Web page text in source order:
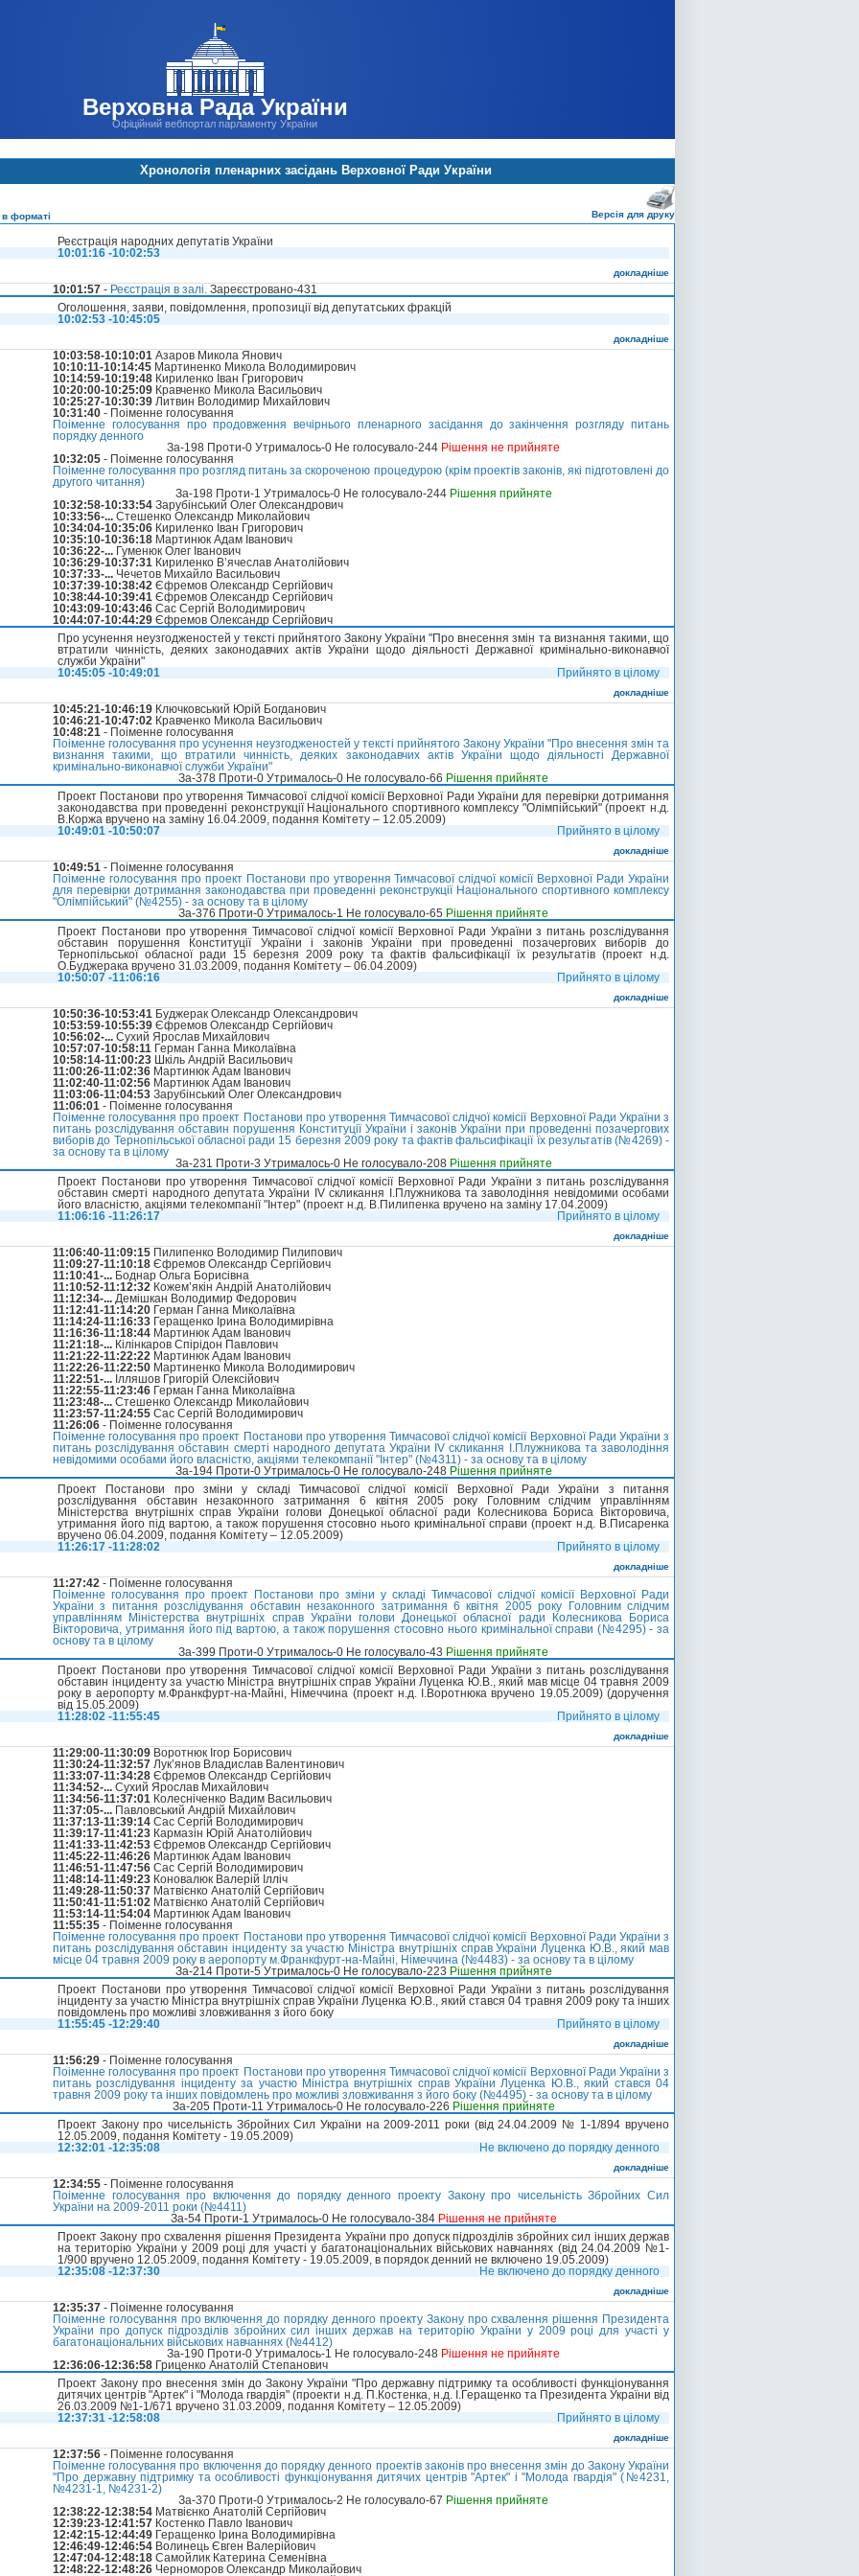
Верховна Рада України
Офіційний вебпортал парламенту України
Хронологія пленарних засідань Верховної Ради України
в форматі
Версія для друку
Реєстрація народних депутатів України
10:01:16 -10:02:53
докладніше
10:01:57 - Реєстрація в залі. Зареєстровано-431
Оголошення, заяви, повідомлення, пропозиції від депутатських фракцій
10:02:53 -10:45:05
докладніше
10:03:58-10:10:01 Азаров Микола Янович
10:10:11-10:14:45 Мартиненко Микола Володимирович
10:14:59-10:19:48 Кириленко Іван Григорович
10:20:00-10:25:09 Кравченко Микола Васильович
10:25:27-10:30:39 Литвин Володимир Михайлович
10:31:40 - Поіменне голосування
Поіменне голосування про продовження вечірнього пленарного засідання до закінчення розгляду питань
порядку денного
За-198 Проти-0 Утрималось-0 Не голосувало-244 Рішення не прийняте
10:32:05 - Поіменне голосування
Поіменне голосування про розгляд питань за скороченою процедурою (крім проектів законів, які підготовлені до
другого читання)
За-198 Проти-1 Утрималось-0 Не голосувало-244 Рішення прийняте
10:32:58-10:33:54 Зарубінський Олег Олександрович
10:33:56-... Стешенко Олександр Миколайович
10:34:04-10:35:06 Кириленко Іван Григорович
10:35:10-10:36:18 Мартинюк Адам Іванович
10:36:22-... Гуменюк Олег Іванович
10:36:29-10:37:31 Кириленко В’ячеслав Анатолійович
10:37:33-... Чечетов Михайло Васильович
10:37:39-10:38:42 Єфремов Олександр Сергійович
10:38:44-10:39:41 Єфремов Олександр Сергійович
10:43:09-10:43:46 Сас Сергій Володимирович
10:44:07-10:44:29 Єфремов Олександр Сергійович
Про усунення неузгодженостей у тексті прийнятого Закону України "Про внесення змін та визнання такими, що
втратили чинність, деяких законодавчих актів України щодо діяльності Державної кримінально-виконавчої
служби України"
10:45:05 -10:49:01
Прийнято в цілому
докладніше
10:45:21-10:46:19 Ключковський Юрій Богданович
10:46:21-10:47:02 Кравченко Микола Васильович
10:48:21 - Поіменне голосування
Поіменне голосування про усунення неузгодженостей у тексті прийнятого Закону України "Про внесення змін та
визнання такими, що втратили чинність, деяких законодавчих актів України щодо діяльності Державної
кримінально-виконавчої служби України"
За-378 Проти-0 Утрималось-0 Не голосувало-66 Рішення прийняте
Проект Постанови про утворення Тимчасової слідчої комісії Верховної Ради України для перевірки дотримання
законодавства при проведенні реконструкції Національного спортивного комплексу "Олімпійський" (проект н.д.
В.Коржа вручено на заміну 16.04.2009, подання Комітету – 12.05.2009)
10:49:01 -10:50:07
Прийнято в цілому
докладніше
10:49:51 - Поіменне голосування
Поіменне голосування про проект Постанови про утворення Тимчасової слідчої комісії Верховної Ради України
для перевірки дотримання законодавства при проведенні реконструкції Національного спортивного комплексу
"Олімпійський" (№4255) - за основу та в цілому
За-376 Проти-0 Утрималось-1 Не голосувало-65 Рішення прийняте
Проект Постанови про утворення Тимчасової слідчої комісії Верховної Ради України з питань розслідування
обставин порушення Конституції України і законів України при проведенні позачергових виборів до
Тернопільської обласної ради 15 березня 2009 року та фактів фальсифікації їх результатів (проект н.д.
О.Буджерака вручено 31.03.2009, подання Комітету – 06.04.2009)
10:50:07 -11:06:16
Прийнято в цілому
докладніше
10:50:36-10:53:41 Буджерак Олександр Олександрович
10:53:59-10:55:39 Єфремов Олександр Сергійович
10:56:02-... Сухий Ярослав Михайлович
10:57:07-10:58:11 Герман Ганна Миколаївна
10:58:14-11:00:23 Шкіль Андрій Васильович
11:00:26-11:02:36 Мартинюк Адам Іванович
11:02:40-11:02:56 Мартинюк Адам Іванович
11:03:06-11:04:53 Зарубінський Олег Олександрович
11:06:01 - Поіменне голосування
Поіменне голосування про проект Постанови про утворення Тимчасової слідчої комісії Верховної Ради України з
питань розслідування обставин порушення Конституції України і законів України при проведенні позачергових
виборів до Тернопільської обласної ради 15 березня 2009 року та фактів фальсифікації їх результатів (№4269) -
за основу та в цілому
За-231 Проти-3 Утрималось-0 Не голосувало-208 Рішення прийняте
Проект Постанови про утворення Тимчасової слідчої комісії Верховної Ради України з питань розслідування
обставин смерті народного депутата України IV скликання І.Плужникова та заволодіння невідомими особами
його власністю, акціями телекомпанії "Інтер" (проект н.д. В.Пилипенка вручено на заміну 17.04.2009)
11:06:16 -11:26:17
Прийнято в цілому
докладніше
11:06:40-11:09:15 Пилипенко Володимир Пилипович
11:09:27-11:10:18 Єфремов Олександр Сергійович
11:10:41-... Боднар Ольга Борисівна
11:10:52-11:12:32 Кожем’якін Андрій Анатолійович
11:12:34-... Демішкан Володимир Федорович
11:12:41-11:14:20 Герман Ганна Миколаївна
11:14:24-11:16:33 Геращенко Ірина Володимирівна
11:16:36-11:18:44 Мартинюк Адам Іванович
11:21:18-... Кілінкаров Спірідон Павлович
11:21:22-11:22:22 Мартинюк Адам Іванович
11:22:26-11:22:50 Мартиненко Микола Володимирович
11:22:51-... Ілляшов Григорій Олексійович
11:22:55-11:23:46 Герман Ганна Миколаївна
11:23:48-... Стешенко Олександр Миколайович
11:23:57-11:24:55 Сас Сергій Володимирович
11:26:06 - Поіменне голосування
Поіменне голосування про проект Постанови про утворення Тимчасової слідчої комісії Верховної Ради України з
питань розслідування обставин смерті народного депутата України IV скликання І.Плужникова та заволодіння
невідомими особами його власністю, акціями телекомпанії "Інтер" (№4311) - за основу та в цілому
За-194 Проти-0 Утрималось-0 Не голосувало-248 Рішення прийняте
Проект Постанови про зміни у складі Тимчасової слідчої комісії Верховної Ради України з питання
розслідування обставин незаконного затримання 6 квітня 2005 року Головним слідчим управлінням
Міністерства внутрішніх справ України голови Донецької обласної ради Колесникова Бориса Вікторовича,
утримання його під вартою, а також порушення стосовно нього кримінальної справи (проект н.д. В.Писаренка
вручено 06.04.2009, подання Комітету – 12.05.2009)
11:26:17 -11:28:02
Прийнято в цілому
докладніше
11:27:42 - Поіменне голосування
Поіменне голосування про проект Постанови про зміни у складі Тимчасової слідчої комісії Верховної Ради
України з питання розслідування обставин незаконного затримання 6 квітня 2005 року Головним слідчим
управлінням Міністерства внутрішніх справ України голови Донецької обласної ради Колесникова Бориса
Вікторовича, утримання його під вартою, а також порушення стосовно нього кримінальної справи (№4295) - за
основу та в цілому
За-399 Проти-0 Утрималось-0 Не голосувало-43 Рішення прийняте
Проект Постанови про утворення Тимчасової слідчої комісії Верховної Ради України з питань розслідування
обставин інциденту за участю Міністра внутрішніх справ України Луценка Ю.В., який мав місце 04 травня 2009
року в аеропорту м.Франкфурт-на-Майні, Німеччина (проект н.д. І.Воротнюка вручено 19.05.2009) (доручення
від 15.05.2009)
11:28:02 -11:55:45
Прийнято в цілому
докладніше
11:29:00-11:30:09 Воротнюк Ігор Борисович
11:30:24-11:32:57 Лук’янов Владислав Валентинович
11:33:07-11:34:28 Єфремов Олександр Сергійович
11:34:52-... Сухий Ярослав Михайлович
11:34:56-11:37:01 Колесніченко Вадим Васильович
11:37:05-... Павловський Андрій Михайлович
11:37:13-11:39:14 Сас Сергій Володимирович
11:39:17-11:41:23 Кармазін Юрій Анатолійович
11:41:33-11:42:53 Єфремов Олександр Сергійович
11:45:22-11:46:26 Мартинюк Адам Іванович
11:46:51-11:47:56 Сас Сергій Володимирович
11:48:14-11:49:23 Коновалюк Валерій Ілліч
11:49:28-11:50:37 Матвієнко Анатолій Сергійович
11:50:41-11:51:02 Матвієнко Анатолій Сергійович
11:53:14-11:54:04 Мартинюк Адам Іванович
11:55:35 - Поіменне голосування
Поіменне голосування про проект Постанови про утворення Тимчасової слідчої комісії Верховної Ради України з
питань розслідування обставин інциденту за участю Міністра внутрішніх справ України Луценка Ю.В., який мав
місце 04 травня 2009 року в аеропорту м.Франкфурт-на-Майні, Німеччина (№4483) - за основу та в цілому
За-214 Проти-5 Утрималось-0 Не голосувало-223 Рішення прийняте
Проект Постанови про утворення Тимчасової слідчої комісії Верховної Ради України з питань розслідування
інциденту за участю Міністра внутрішніх справ України Луценка Ю.В., який стався 04 травня 2009 року та інших
повідомлень про можливі зловживання з його боку
11:55:45 -12:29:40
Прийнято в цілому
докладніше
11:56:29 - Поіменне голосування
Поіменне голосування про проект Постанови про утворення Тимчасової слідчої комісії Верховної Ради України з
питань розслідування інциденту за участю Міністра внутрішніх справ України Луценка Ю.В., який стався 04
травня 2009 року та інших повідомлень про можливі зловживання з його боку (№4495) - за основу та в цілому
За-205 Проти-11 Утрималось-0 Не голосувало-226 Рішення прийняте
Проект Закону про чисельність Збройних Сил України на 2009-2011 роки (вiд 24.04.2009 № 1-1/894 вручено
12.05.2009, подання Комітету - 19.05.2009)
12:32:01 -12:35:08
Не включено до порядку денного
докладніше
12:34:55 - Поіменне голосування
Поіменне голосування про включення до порядку денного проекту Закону про чисельність Збройних Сил
України на 2009-2011 роки (№4411)
За-54 Проти-1 Утрималось-0 Не голосувало-384 Рішення не прийняте
Проект Закону про схвалення рішення Президента України про допуск підрозділів збройних сил інших держав
на територію України у 2009 році для участі у багатонаціональних військових навчаннях (від 24.04.2009 №1-
1/900 вручено 12.05.2009, подання Комітету - 19.05.2009, в порядок денний не включено 19.05.2009)
12:35:08 -12:37:30
Не включено до порядку денного
докладніше
12:35:37 - Поіменне голосування
Поіменне голосування про включення до порядку денного проекту Закону про схвалення рішення Президента
України про допуск підрозділів збройних сил інших держав на територію України у 2009 році для участі у
багатонаціональних військових навчаннях (№4412)
За-190 Проти-0 Утрималось-1 Не голосувало-248 Рішення не прийняте
12:36:06-12:36:58 Гриценко Анатолій Степанович
Проект Закону про внесення змін до Закону України "Про державну підтримку та особливості функціонування
дитячих центрів "Артек" і "Молода гвардія" (проекти н.д. П.Костенка, н.д. І.Геращенко та Президента України від
26.03.2009 №1-1/671 вручено 31.03.2009, подання Комітету – 12.05.2009)
12:37:31 -12:58:08
Прийнято в цілому
докладніше
12:37:56 - Поіменне голосування
Поіменне голосування про включення до порядку денного проектів законів про внесення змін до Закону України
"Про державну підтримку та особливості функціонування дитячих центрів "Артек" і "Молода гвардія" (№4231,
№4231-1, №4231-2)
За-370 Проти-0 Утрималось-2 Не голосувало-67 Рішення прийняте
12:38:22-12:38:54 Матвієнко Анатолій Сергійович
12:39:23-12:41:57 Костенко Павло Іванович
12:42:15-12:44:49 Геращенко Ірина Володимирівна
12:46:49-12:46:54 Волинець Євген Валерійович
12:47:04-12:48:18 Самойлик Катерина Семенівна
12:48:22-12:48:26 Черноморов Олександр Миколайович